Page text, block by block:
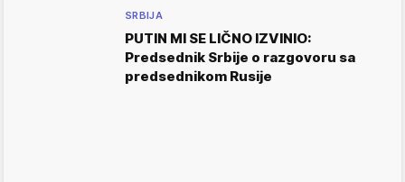
SRBIJA
PUTIN MI SE LIČNO IZVINIO:
Predsednik Srbije o razgovoru sa
predsednikom Rusije